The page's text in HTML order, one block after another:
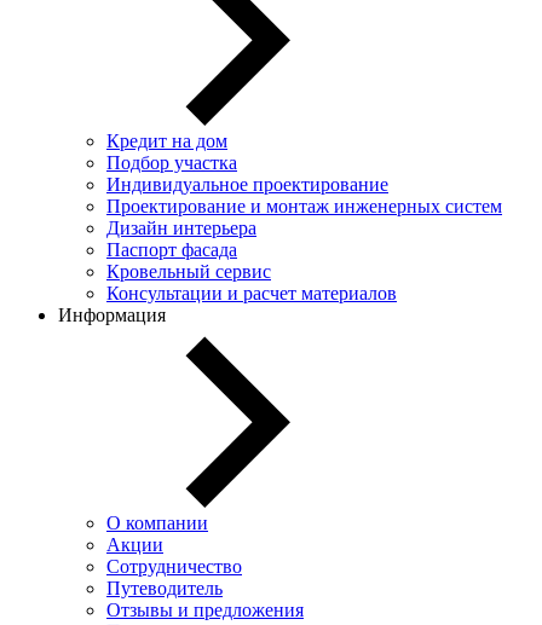
Кредит на дом
Подбор участка
Индивидуальное проектирование
Проектирование и монтаж инженерных систем
Дизайн интерьера
Паспорт фасада
Кровельный сервис
Консультации и расчет материалов
Информация
О компании
Акции
Сотрудничество
Путеводитель
Отзывы и предложения